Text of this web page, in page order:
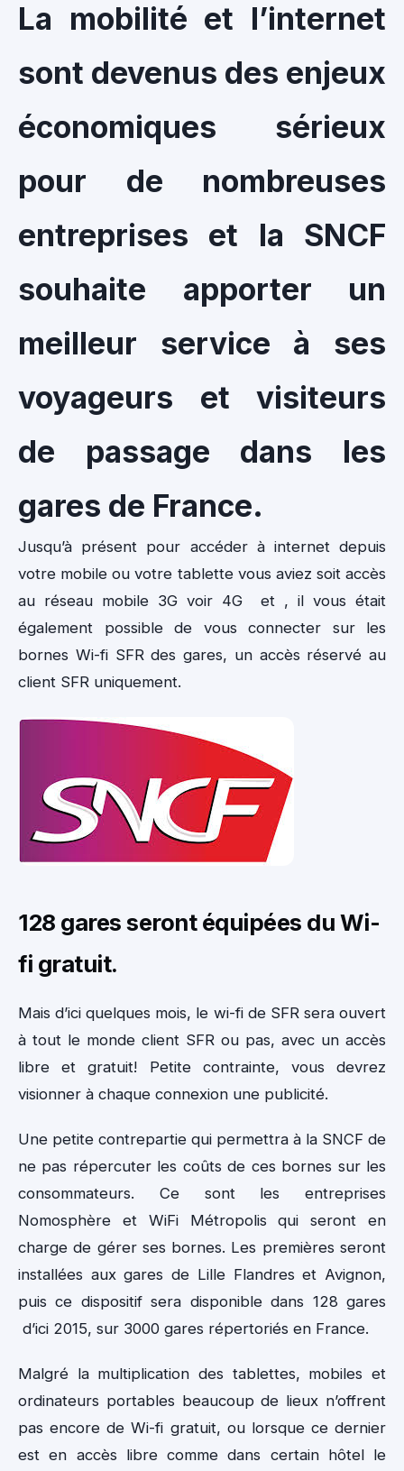
La mobilité et l’internet
sont devenus des enjeux
économiques sérieux
pour de nombreuses
entreprises et la SNCF
souhaite apporter un
meilleur service à ses
voyageurs et visiteurs
de passage dans les
gares de France.
Jusqu’à présent pour accéder à internet depuis
votre mobile ou votre tablette vous aviez soit accès
au réseau mobile 3G voir 4G et , il vous était
également possible de vous connecter sur les
bornes Wi-fi SFR des gares, un accès réservé au
client SFR uniquement.
128 gares seront équipées du Wi-
fi gratuit.
Mais d’ici quelques mois, le wi-fi de SFR sera ouvert
à tout le monde client SFR ou pas, avec un accès
libre et gratuit! Petite contrainte, vous devrez
visionner à chaque connexion une publicité.
Une petite contrepartie qui permettra à la SNCF de
ne pas répercuter les coûts de ces bornes sur les
consommateurs. Ce sont les entreprises
Nomosphère et WiFi Métropolis qui seront en
charge de gérer ses bornes. Les premières seront
installées aux gares de Lille Flandres et Avignon,
puis ce dispositif sera disponible dans 128 gares
d’ici 2015, sur 3000 gares répertoriés en France.
Malgré la multiplication des tablettes, mobiles et
ordinateurs portables beaucoup de lieux n’offrent
pas encore de Wi-fi gratuit, ou lorsque ce dernier
est en accès libre comme dans certain hôtel le